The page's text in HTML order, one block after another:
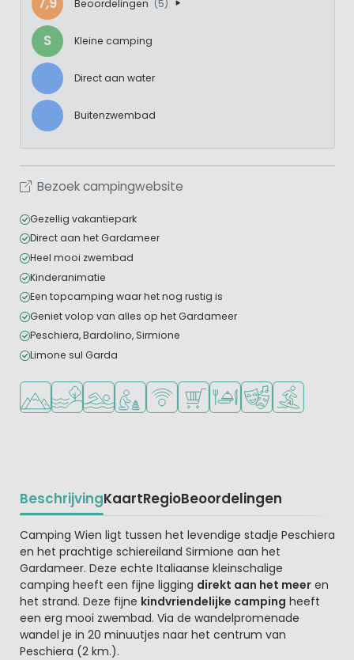
Beoordelingen (5)
S Kleine camping
Direct aan water
Buitenzwembad
Bezoek campingwebsite
Gezellig vakantiepark
Direct aan het Gardameer
Heel mooi zwembad
Kinderanimatie
Een topcamping waar het nog rustig is
Geniet volop van alles op het Gardameer
Peschiera, Bardolino, Sirmione
Limone sul Garda
Ligt in de heuvels/bergen
Ligt bij het water
Openlucht zwembad
Aanbevolen voor jonge kinderen
WiFi beschikbaar
Campingwinkel/Supermarkt
Restaurant of pizzeria
BeschrijvingKaartRegioBeoordelingen
Beschrijving
Camping Wien ligt tussen het levendige stadje Peschiera
en het prachtige schiereiland Sirmione aan het
Gardameer. Deze echte Italiaanse kleinschalige
camping heeft een fijne ligging direkt aan het meeren
het strand. Deze fijne kindvriendelijke camping heeft
een erg mooi zwembad. Via de wandelpromenade
wandel je in 20 minuutjes naar het centrum van
Peschiera (2 km.).